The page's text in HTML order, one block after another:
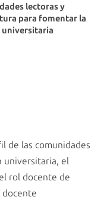
lectoras y
para fomentar la
universitaria
de las comunidades
universitaria, el
rol docente de
docente